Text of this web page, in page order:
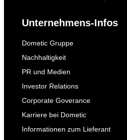
Unternehmens-Infos
Dometic Gruppe
Nachhaltigkeit
PR und Medien
Investor Relations
Corporate Goverance
Karriere bei Dometic
Informationen zum Lieferant